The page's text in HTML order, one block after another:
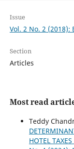
Issue
Vol. 2 No. 2
Section
Articles
Most read
Teddy
HOTEL TAXES